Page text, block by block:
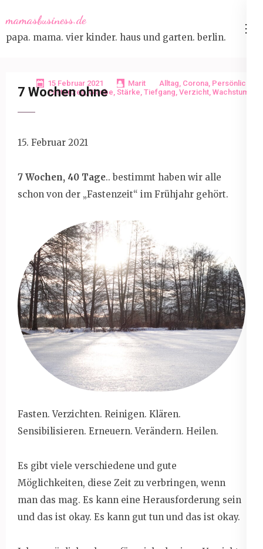
to
content
mamasbusiness.de
papa. mama. vier kinder. haus und garten. berlin.
15 Februar 2021 Marit Alltag, Corona, Persönlich
Fastenzeit, Glaube, Stärke, Tiefgang, Verzicht, Wachstum
7 Wochen ohne
15. Februar 2021
7 Wochen, 40 Tage.. bestimmt haben wir alle
schon von der „Fastenzeit“ im Frühjahr gehört.
Fasten. Verzichten. Reinigen. Klären.
Sensibilisieren. Erneuern. Verändern. Heilen.
Es gibt viele verschiedene und gute
Möglichkeiten, diese Zeit zu verbringen, wenn
man das mag. Es kann eine Herausforderung sein
und das ist okay. Es kann gut tun und das ist okay.